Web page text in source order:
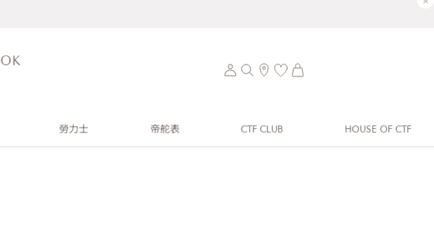
勞力士 帝舵表 CTF CLUB HOUSE OF CTF